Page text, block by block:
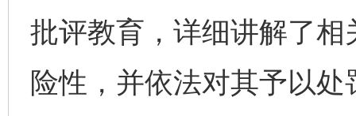
批评教育，详细讲解了
险性，并依法对其予以